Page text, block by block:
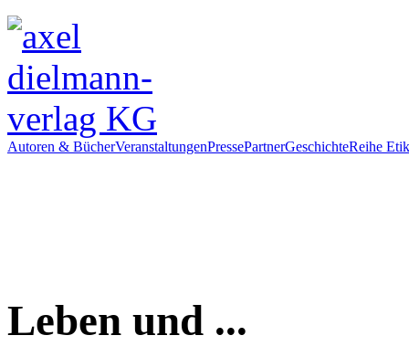
Autoren & BücherVeranstaltungenPressePartnerGeschichteReihe
Leben und ...